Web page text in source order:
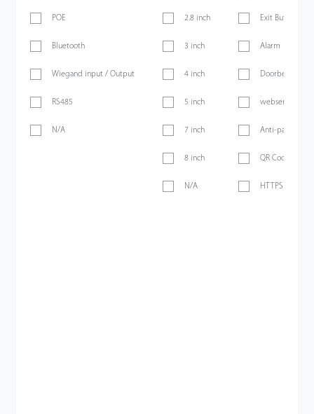
POE
Bluetooth
Wiegand input / Output
RS485
N/A
2.8 inch
3 inch
4 inch
5 inch
7 inch
8 inch
N/A
Exit Button
Alarm
Doorbell
webserver
Anti-passback
QR Code
HTTPS